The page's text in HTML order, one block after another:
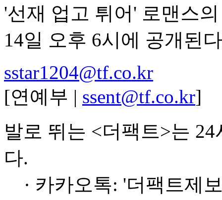
'선재 업고 튀어' 로맨스
14일 오후 6시에 공개된
sstar1204@tf.co.kr
[연예부 | ssent@tf.co.kr]
발로 뛰는 <더팩트>는
다.
· 카카오톡: '더팩트제